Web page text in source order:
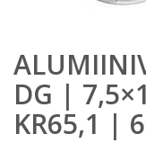
DG |
KR65,1 |